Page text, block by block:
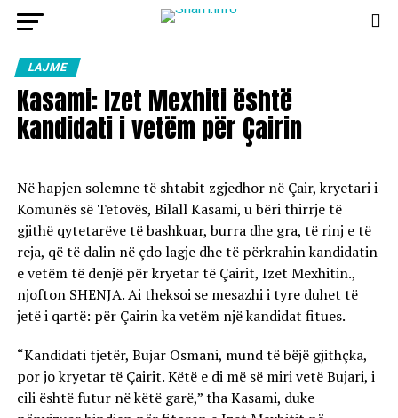
LAJME
Kasami: Izet Mexhiti është
kandidati i vetëm për Çairin
Në hapjen solemne të shtabit zgjedhor në Çair, kryetari i
Komunës së Tetovës, Bilall Kasami, u bëri thirrje të
gjithë qytetarëve të bashkuar, burra dhe gra, të rinj e të
reja, që të dalin në çdo lagje dhe të përkrahin kandidatin
e vetëm të denjë për kryetar të Çairit, Izet Mexhitin.,
njofton SHENJA. Ai theksoi se mesazhi i tyre duhet të
jetë i qartë: për Çairin ka vetëm një kandidat fitues.
“Kandidati tjetër, Bujar Osmani, mund të bëjë gjithçka,
por jo kryetar të Çairit. Këtë e di më së miri vetë Bujari, i
cili është futur në këtë garë,” tha Kasami, duke